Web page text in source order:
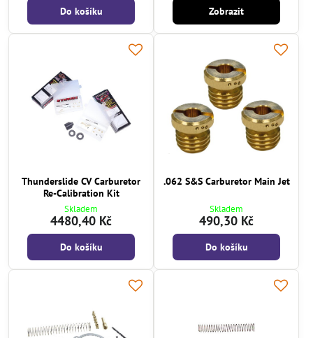
Do košíku Zobrazit
Thunderslide CV Carburetor
Re-Calibration Kit
Skladem
4480,40 Kč
Do košíku
.062 S&S Carburetor Main Jet
Skladem
490,30 Kč
Do košíku